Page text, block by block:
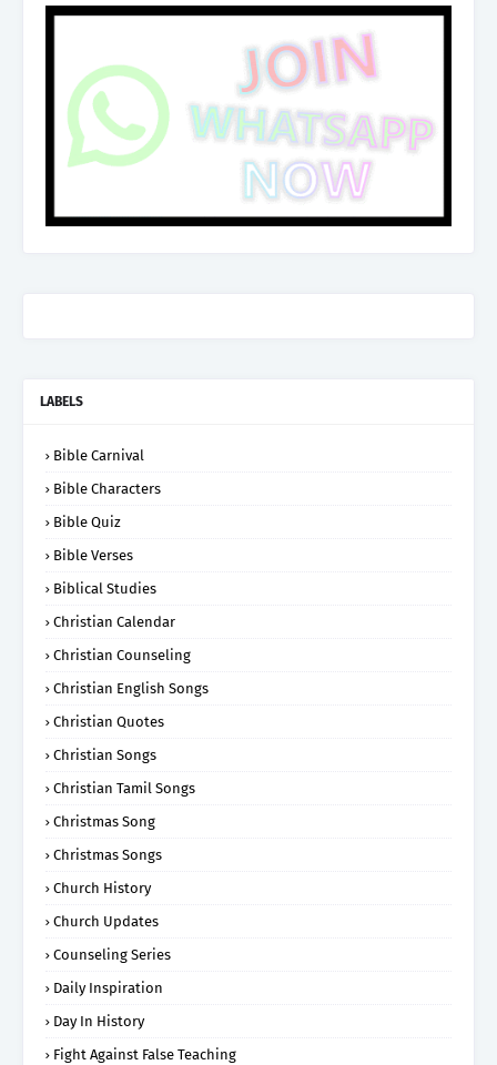
LABELS
Bible Carnival
Bible Characters
Bible Quiz
Bible Verses
Biblical Studies
Christian Calendar
Christian Counseling
Christian English Songs
Christian Quotes
Christian Songs
Christian Tamil Songs
Christmas Song
Christmas Songs
Church History
Church Updates
Counseling Series
Daily Inspiration
Day In History
Fight Against False Teaching